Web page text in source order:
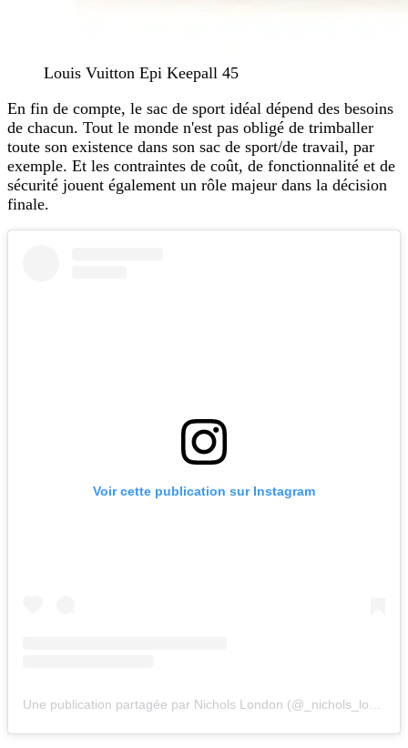
Louis Vuitton Epi Keepall 45
En fin de compte, le sac de sport idéal dépend des besoins
de chacun. Tout le monde n'est pas obligé de trimballer
toute son existence dans son sac de sport/de travail, par
exemple. Et les contraintes de coût, de fonctionnalité et de
sécurité jouent également un rôle majeur dans la décision
finale.
Voir cette publication sur Instagram